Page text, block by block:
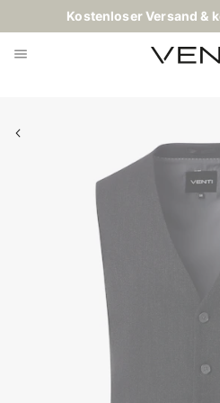
Kostenloser Versand &